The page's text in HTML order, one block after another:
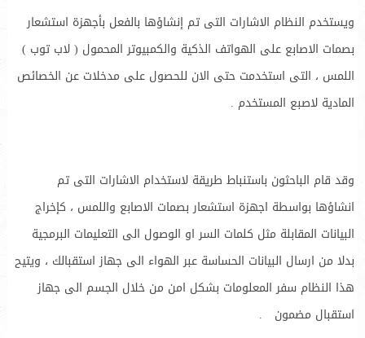
ويستخدم النظام الاشارات التى تم إنشاؤها بالفعل بأجهزة استشعار
بصمات الاصابع على الهواتف الذكية والكمبيوتر المحمول ( لاب توب )
اللمس ، التى استخدمت حتى الان للحصول على مدخلات عن الخصائص
المادية لاصبع المستخدم .
وقد قام الباحثون باستنباط طريقة لاستخدام الاشارات التى تم
انشاؤها بواسطة اجهزة استشعار بصمات الاصابع واللمس ، كإخراج
البيانات المقابلة مثل كلمات السر او الوصول الى التعليمات البرمجية
بدلا من ارسال البيانات الحساسة عبر الهواء الى جهاز استقبالك ، ويتيح
هذا النظام سفر المعلومات بشكل امن من خلال الجسم الى جهاز
استقبال مضمون .